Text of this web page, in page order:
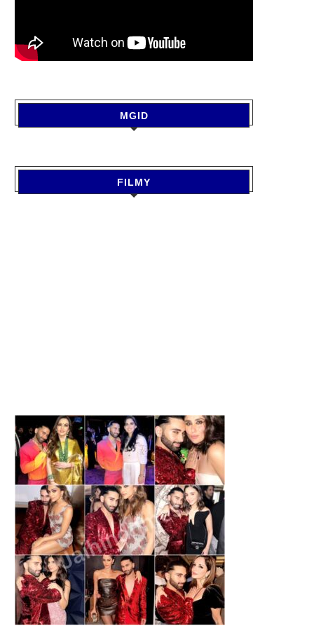
MGID
FILMY